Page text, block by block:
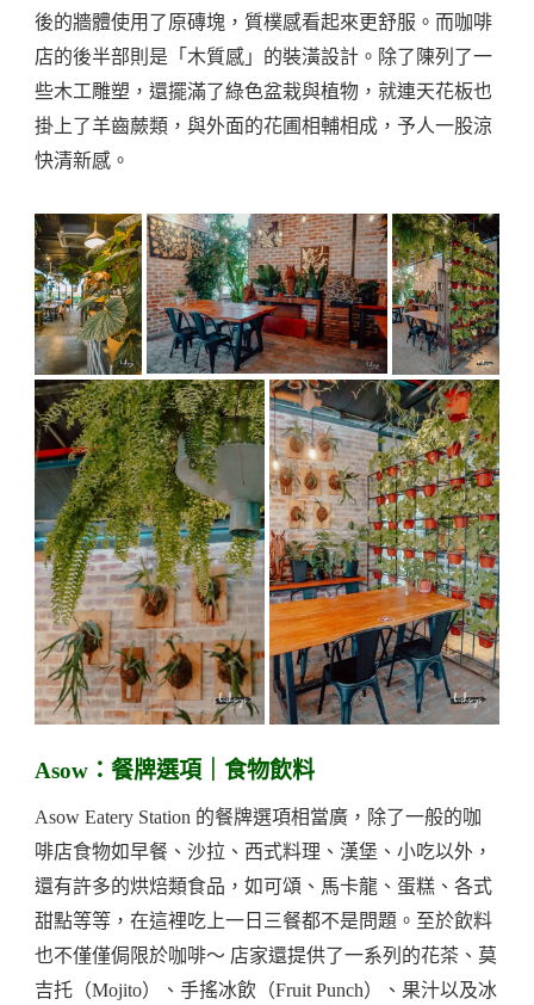
後的牆體使用了原磚塊，質樸感看起來更舒服。而咖啡
店的後半部則是「木質感」的裝潢設計。除了陳列了一
些木工雕塑，還擺滿了綠色盆栽與植物，就連天花板也
掛上了羊齒蕨類，與外面的花圃相輔相成，予人一股涼
快清新感。
Asow：餐牌選項｜食物飲料
Asow Eatery Station 的餐牌選項相當廣，除了一般的咖
啡店食物如早餐、沙拉、西式料理、漢堡、小吃以外，
還有許多的烘焙類食品，如可頌、馬卡龍、蛋糕、各式
甜點等等，在這裡吃上一日三餐都不是問題。至於飲料
也不僅僅侷限於咖啡～ 店家還提供了一系列的花茶、莫
吉托（Mojito）、手搖冰飲（Fruit Punch）、果汁以及冰